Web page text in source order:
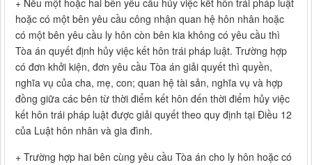
+ Nếu một hoặc hai bên yêu cầu hủy việc kết hôn trái pháp luật
hoặc có một bên yêu cầu công nhận quan hệ hôn nhân hoặc
có một bên yêu cầu ly hôn còn bên kia không có yêu cầu thì
Tòa án quyết định hủy việc kết hôn trái pháp luật. Trường hợp
có đơn khởi kiện, đơn yêu cầu Tòa án giải quyết thì quyền,
nghĩa vụ của cha, mẹ, con; quan hệ tài sản, nghĩa vụ và hợp
đồng giữa các bên từ thời điểm kết hôn đến thời điểm hủy việc
kết hôn trái pháp luật được giải quyết theo quy định tại Điều 12
của Luật hôn nhân và gia đình.
+ Trường hợp hai bên cùng yêu cầu Tòa án cho ly hôn hoặc có